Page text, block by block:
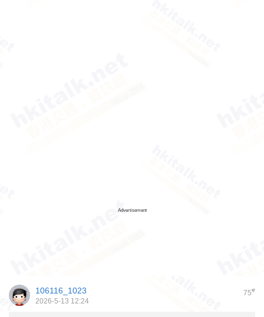
Advertisement
75#
106116_1023
2026-5-13 12:24